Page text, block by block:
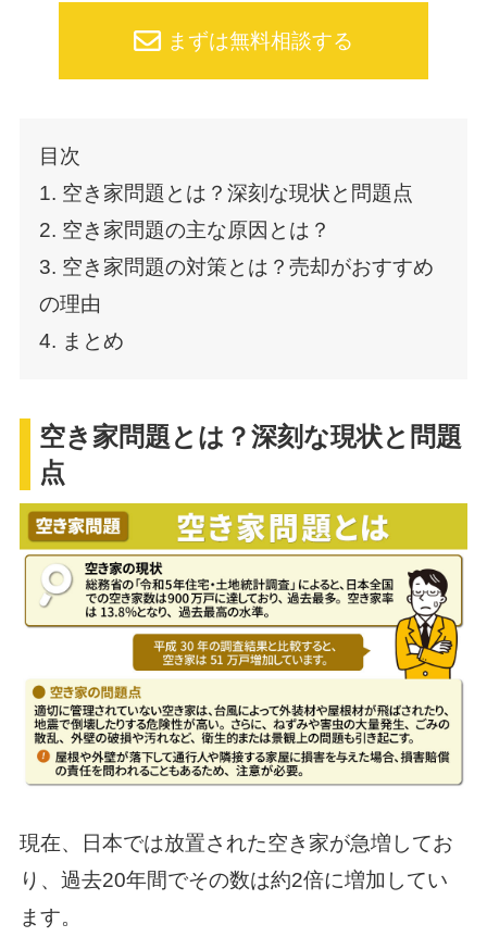
まずは無料相談する
目次
1. 空き家問題とは？深刻な現状と問題点
2. 空き家問題の主な原因とは？
3. 空き家問題の対策とは？売却がおすすめ
の理由
4. まとめ
空き家問題とは？深刻な現状と問題
点
現在、日本では放置された空き家が急増してお
り、過去20年間でその数は約2倍に増加してい
ます。